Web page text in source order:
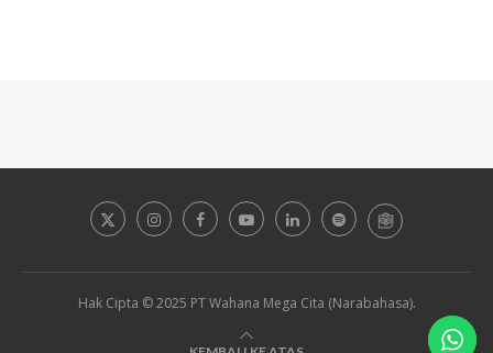
Hak Cipta © 2025 PT Wahana Mega Cita (Narabahasa).